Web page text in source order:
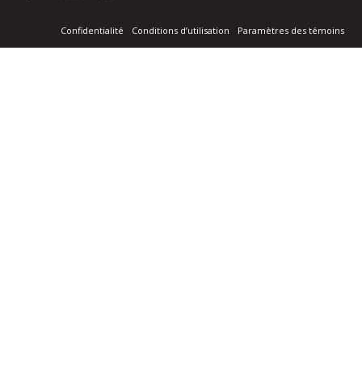
Confidentialité Conditions d’utilisation Paramètres des témoins